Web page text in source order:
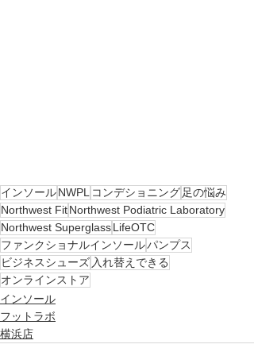
インソールNWPL コンデショニング足の悩み
Northwest FitNorthwest Podiatric Laboratory
Northwest SuperglassLifeOTC
ファンクショナルインソールパンプス
ビジネスシューズ 入れ替えできる
オンラインストア
インソール
フットラボ
横浜店